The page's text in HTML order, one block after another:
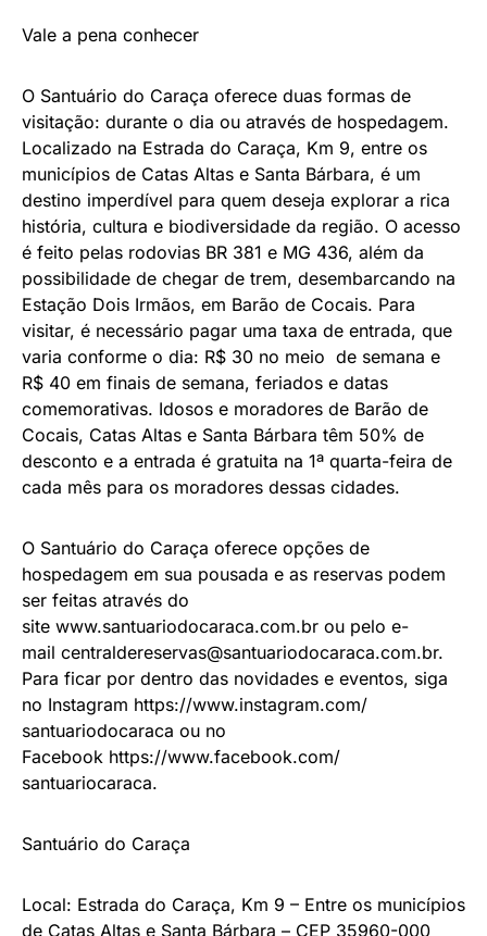
Vale a pena conhecer
O Santuário do Caraça oferece duas formas de
visitação: durante o dia ou através de hospedagem.
Localizado na Estrada do Caraça, Km 9, entre os
municípios de Catas Altas e Santa Bárbara, é um
destino imperdível para quem deseja explorar a rica
história, cultura e biodiversidade da região. O acesso
é feito pelas rodovias BR 381 e MG 436, além da
possibilidade de chegar de trem, desembarcando na
Estação Dois Irmãos, em Barão de Cocais. Para
visitar, é necessário pagar uma taxa de entrada, que
varia conforme o dia: R$ 30 no meio de semana e
R$ 40 em finais de semana, feriados e datas
comemorativas. Idosos e moradores de Barão de
Cocais, Catas Altas e Santa Bárbara têm 50% de
desconto e a entrada é gratuita na 1ª quarta-feira de
cada mês para os moradores dessas cidades.
O Santuário do Caraça oferece opções de
hospedagem em sua pousada e as reservas podem
ser feitas através do
site www.santuariodocaraca.com.br ou pelo e-
mail centraldereservas@santuariodocaraca.com.br.
Para ficar por dentro das novidades e eventos, siga
no Instagram https://www.instagram.com/
santuariodocaraca ou no
Facebook https://www.facebook.com/
santuariocaraca.
Santuário do Caraça
Local: Estrada do Caraça, Km 9 – Entre os municípios
de Catas Altas e Santa Bárbara – CEP 35960-000